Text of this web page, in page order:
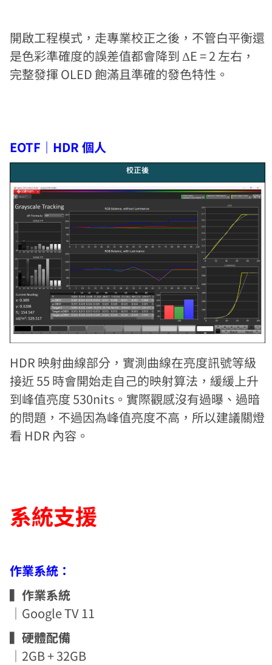
開啟工程模式，走專業校正之後，不管白平衡還
是色彩準確度的誤差值都會降到 ΔE = 2 左右，
完整發揮 OLED 飽滿且準確的發色特性。
EOTF｜HDR 個人
HDR 映射曲線部分，實測曲線在亮度訊號等級
接近 55 時會開始走自己的映射算法，緩緩上升
到峰值亮度 530nits。實際觀感沒有過曝、過暗
的問題，不過因為峰值亮度不高，所以建議關燈
看 HDR 內容。
系統支援
作業系統：
▍作業系統
｜Google TV 11
▍硬體配備
｜2GB + 32GB